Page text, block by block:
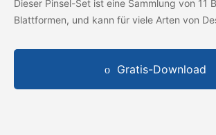
Dieser Pinsel-Set ist eine Sammlung von 11
Blattformen, und kann für viele Arten von
Gratis-Download